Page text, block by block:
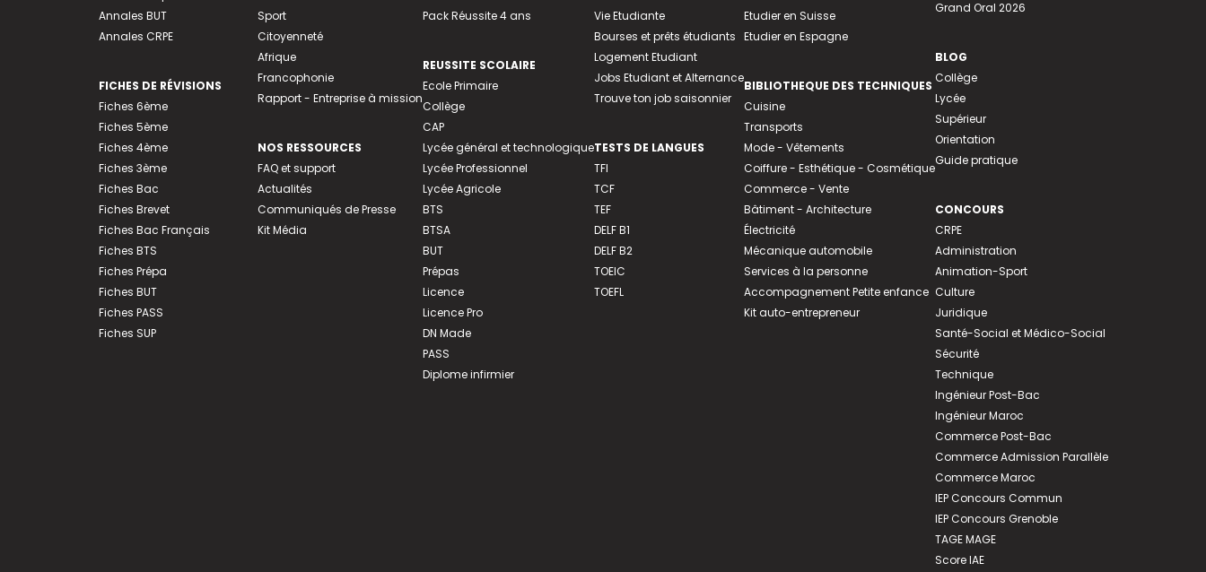
Annales BUT
Annales CRPE
FICHES DE RÉVISIONS
Fiches 6ème
Fiches 5ème
Fiches 4ème
Fiches 3ème
Fiches Bac
Fiches Brevet
Fiches Bac Français
Fiches BTS
Fiches Prépa
Fiches BUT
Fiches PASS
Fiches SUP
Sport
Citoyenneté
Afrique
Francophonie
Rapport - Entreprise à mission
NOS RESSOURCES
FAQ et support
Actualités
Communiqués de Presse
Kit Média
Pack Réussite 4 ans
REUSSITE SCOLAIRE
Ecole Primaire
Collège
CAP
Lycée général et technologique
Lycée Professionnel
Lycée Agricole
BTS
BTSA
BUT
Prépas
Licence
Licence Pro
DN Made
PASS
Diplome infirmier
Vie Etudiante
Bourses et prêts étudiants
Logement Etudiant
Jobs Etudiant et Alternance
Trouve ton job saisonnier
TESTS DE LANGUES
TFI
TCF
TEF
DELF B1
DELF B2
TOEIC
TOEFL
Etudier en Suisse
Etudier en Espagne
BIBLIOTHEQUE DES TECHNIQUES
Cuisine
Transports
Mode - Vêtements
Coiffure - Esthétique - Cosmétique
Commerce - Vente
Bâtiment - Architecture
Électricité
Mécanique automobile
Services à la personne
Accompagnement Petite enfance
Kit auto-entrepreneur
Grand Oral 2026
BLOG
Collège
Lycée
Supérieur
Orientation
Guide pratique
CONCOURS
CRPE
Administration
Animation-Sport
Culture
Juridique
Santé-Social et Médico-Social
Sécurité
Technique
Ingénieur Post-Bac
Ingénieur Maroc
Commerce Post-Bac
Commerce Admission Parallèle
Commerce Maroc
IEP Concours Commun
IEP Concours Grenoble
TAGE MAGE
Score IAE